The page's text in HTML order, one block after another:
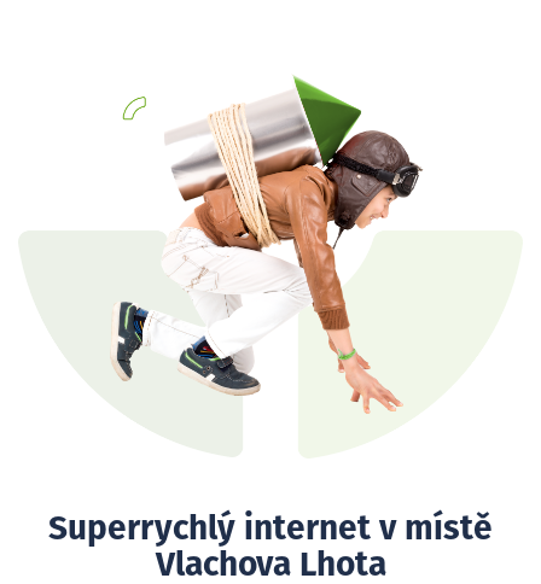
Superrychlý internet v místě
Vlachova Lhota